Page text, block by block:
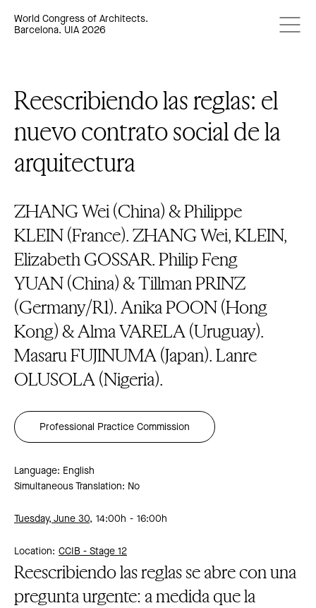
World Congress of Architects.
Barcelona. UIA 2026
Reescribiendo las reglas: el
nuevo contrato social de la
arquitectura
ZHANG Wei (China) & Philippe
KLEIN (France). ZHANG Wei, KLEIN,
Elizabeth GOSSAR. Philip Feng
YUAN (China) & Tillman PRINZ
(Germany/R1). Anika POON (Hong
Kong) & Alma VARELA (Uruguay).
Masaru FUJINUMA (Japan). Lanre
OLUSOLA (Nigeria).
Professional Practice Commission
Language: English
Simultaneous Translation: No
Tuesday, June 30, 14:00h 16:00h
Location: CCIB - Stage 12
Reescribiendo las reglas se abre con una
pregunta urgente: a medida que la